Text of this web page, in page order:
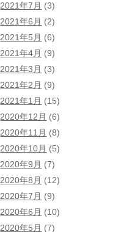
2021年7月 (3)
2021年6月 (2)
2021年5月 (6)
2021年4月 (9)
2021年3月 (3)
2021年2月 (9)
2021年1月 (15)
2020年12月 (6)
2020年11月 (8)
2020年10月 (5)
2020年9月 (7)
2020年8月 (12)
2020年7月 (9)
2020年6月 (10)
2020年5月 (7)